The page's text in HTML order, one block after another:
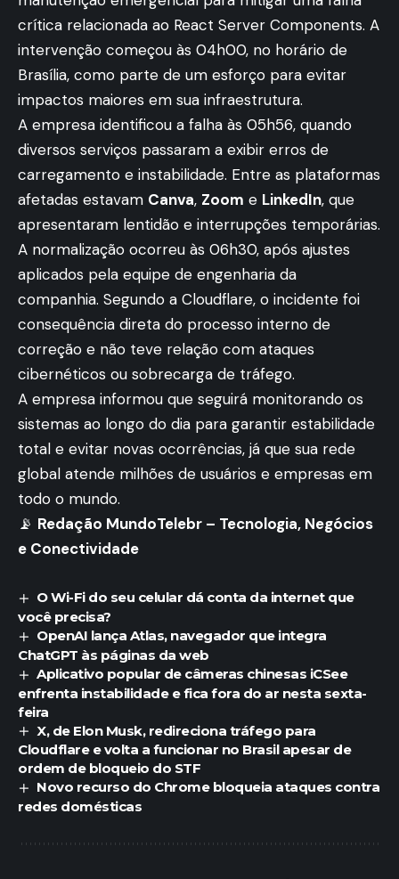
crítica relacionada ao React Server Components. A
intervenção começou às 04h00, no horário de
Brasília, como parte de um esforço para evitar
impactos maiores em sua infraestrutura.
A empresa identificou a falha às 05h56, quando
diversos serviços passaram a exibir erros de
carregamento e instabilidade. Entre as plataformas
afetadas estavam Canva, Zoom e LinkedIn, que
apresentaram lentidão e interrupções temporárias.
A normalização ocorreu às 06h30, após ajustes
aplicados pela equipe de engenharia da
companhia. Segundo a Cloudflare, o incidente foi
consequência direta do processo interno de
correção e não teve relação com ataques
cibernéticos ou sobrecarga de tráfego.
A empresa informou que seguirá monitorando os
sistemas ao longo do dia para garantir estabilidade
total e evitar novas ocorrências, já que sua rede
global atende milhões de usuários e empresas em
todo o mundo.
📡 Redação MundoTelebr – Tecnologia, Negócios
e Conectividade
O Wi-Fi do seu celular dá conta da internet que
você precisa?
OpenAI lança Atlas, navegador que integra
ChatGPT às páginas da web
Aplicativo popular de câmeras chinesas iCSee
enfrenta instabilidade e fica fora do ar nesta sexta-
feira
X, de Elon Musk, redireciona tráfego para
Cloudflare e volta a funcionar no Brasil apesar de
ordem de bloqueio do STF
Novo recurso do Chrome bloqueia ataques contra
redes domésticas